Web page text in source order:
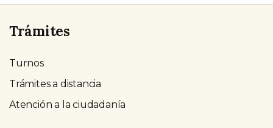
Trámites
Turnos
Trámites a distancia
Atención a la ciudadanía